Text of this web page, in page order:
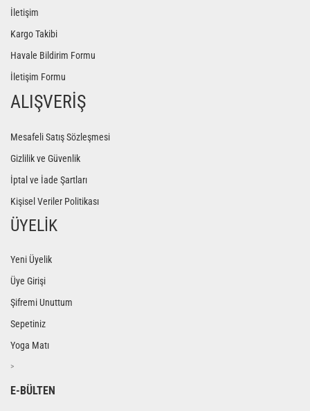
İletişim
Kargo Takibi
Havale Bildirim Formu
İletişim Formu
ALIŞVERİŞ
Mesafeli Satış Sözleşmesi
Gizlilik ve Güvenlik
İptal ve İade Şartları
Kişisel Veriler Politikası
ÜYELİK
Yeni Üyelik
Üye Girişi
Şifremi Unuttum
Sepetiniz
Yoga Matı
>
E-BÜLTEN